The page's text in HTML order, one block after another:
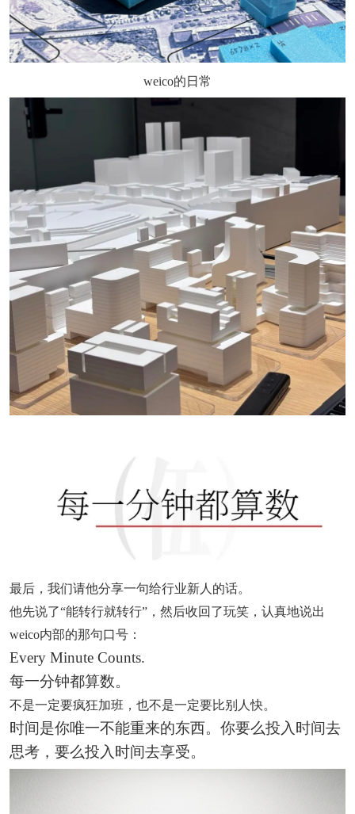
weico的日常
最后，我们请他分享一句给行业新人的话。
他先说了“能转行就转行”，然后收回了玩笑，认真地说出
weico内部的那句口号：
Every Minute Counts.
每一分钟都算数。
不是一定要疯狂加班，也不是一定要比别人快。
时间是你唯一不能重来的东西。你要么投入时间去
思考，要么投入时间去享受。